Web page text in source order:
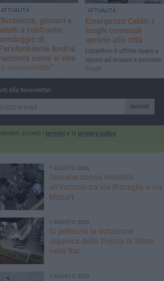
ATTUALITÀ
giovani e
a confronto:
di
FareAmbiente Andria
come si vive
la sostenibilità”
Igiene ad Andria:
il 72% ritiene che il
ATTUALITÀ
Emergenza Caldo: i
luoghi comunali
aprono alla città
L'obiettivo è offrire riparo e
riposo ad anziani e persone
fragili
alla Newsletter
Iscriviti
accetti i termini e la privacy policy
7 AGOSTO 2026
Giovane donna investita
all'incrocio tra via Bisceglie e via
Mozart
7 AGOSTO 2026
Si potenzia la dotazione
organica della Polizia di Stato
nella Bat
7 AGOSTO 2026